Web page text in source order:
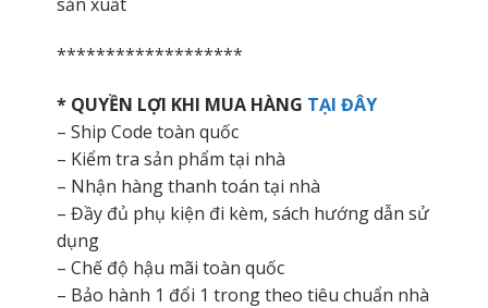
*******************
* QUYỀN LỢI KHI MUA HÀNG TẠI ĐÂY
– Ship Code toàn quốc
– Kiểm tra sản phẩm tại nhà
– Nhận hàng thanh toán tại nhà
– Đầy đủ phụ kiện đi kèm, sách hướng dẫn sử
dụng
– Chế độ hậu mãi toàn quốc
– Bảo hành 1 đổi 1 trong theo tiêu chuẩn nhà